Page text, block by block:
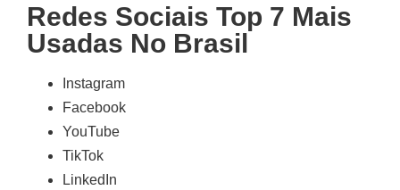
Redes Sociais Top 7 Mais
Usadas No Brasil
Instagram
Facebook
YouTube
TikTok
LinkedIn